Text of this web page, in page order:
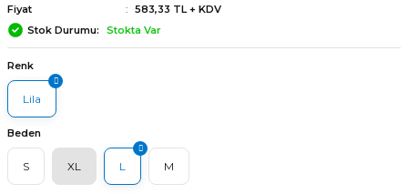
Fiyat
583,33 TL + KDV
Stok Durumu
Stokta Var
Renk
Lila
Beden
S XL L M